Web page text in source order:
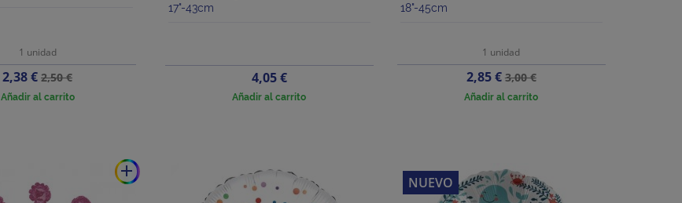
1 unidad
Precio
2,38 €Precio
base
2,50 €
Añadir al carrito
17"-43cm
Precio
4,05 €
Añadir al carrito
18"-45cm
1 unidad
Precio
2,85 €Precio
base
3,00 €
Añadir al carrito
add
NUEVO